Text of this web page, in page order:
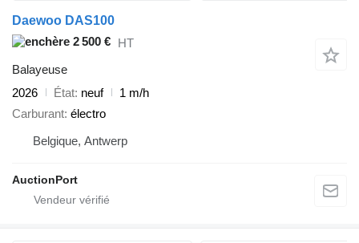
Daewoo DAS100
2 500 € HT
Balayeuse
2026
État neuf
1 m/h
Carburant électro
Belgique, Antwerp
AuctionPort